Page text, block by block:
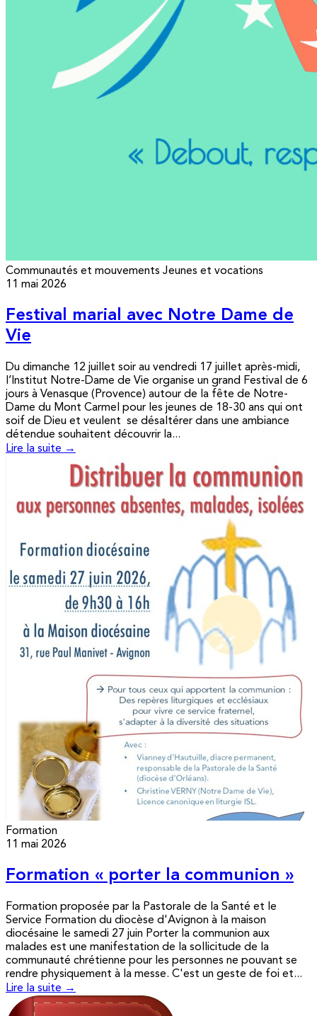
Communautés et mouvements Jeunes et vocations
11 mai 2026
Festival marial avec Notre Dame de
Vie
Du dimanche 12 juillet soir au vendredi 17 juillet après-midi,
l’Institut Notre-Dame de Vie organise un grand Festival de 6
jours à Venasque (Provence) autour de la fête de Notre-
Dame du Mont Carmel pour les jeunes de 18-30 ans qui ont
soif de Dieu et veulent se désaltérer dans une ambiance
détendue souhaitent découvrir la...
Lire la suite →
Formation
11 mai 2026
Formation « porter la communion »
Formation proposée par la Pastorale de la Santé et le
Service Formation du diocèse d'Avignon à la maison
diocésaine le samedi 27 juin Porter la communion aux
malades est une manifestation de la sollicitude de la
communauté chrétienne pour les personnes ne pouvant se
rendre physiquement à la messe. C'est un geste de foi et...
Lire la suite →